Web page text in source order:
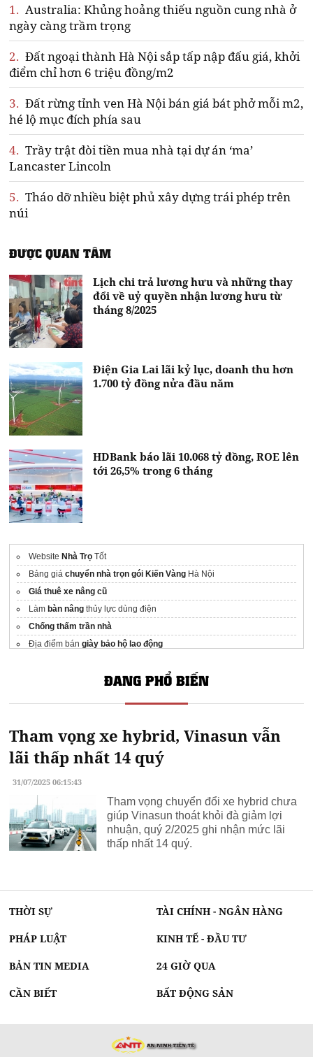
1. Australia: Khủng hoảng thiếu nguồn cung nhà ở
ngày càng trầm trọng
2. Đất ngoại thành Hà Nội sắp tấp nập đấu giá, khởi
điểm chỉ hơn 6 triệu đồng/m2
3. Đất rừng tỉnh ven Hà Nội bán giá bát phở mỗi m2,
hé lộ mục đích phía sau
4. Trầy trật đòi tiền mua nhà tại dự án ‘ma’
Lancaster Lincoln
5. Tháo dỡ nhiều biệt phủ xây dựng trái phép trên
núi
ĐƯỢC QUAN TÂM
Lịch chi trả lương hưu và những thay
đổi về uỷ quyền nhận lương hưu từ
tháng 8/2025
Điện Gia Lai lãi kỷ lục, doanh thu hơn
1.700 tỷ đồng nửa đầu năm
HDBank báo lãi 10.068 tỷ đồng, ROE lên
tới 26,5% trong 6 tháng
Website Nhà Trọ Tốt
Bảng giáchuyển nhà trọn gói Kiến Vàng Hà Nội
Giá thuê xe nâng cũ
Làm bàn nâng thủy lực dùng điện
Chống thấm trần nhà
Địa điểm bángiày bảo hộ lao động
Sửa Chữa Hệ Thống PCCCLEO Asia
ĐANG PHỔ BIẾN
Tham vọng xe hybrid, Vinasun vẫn
lãi thấp nhất 14 quý
31/07/2025 06:15:43
Tham vọng chuyển đổi xe hybrid chưa
giúp Vinasun thoát khỏi đà giảm lợi
nhuận, quý 2/2025 ghi nhận mức lãi
thấp nhất 14 quý.
THỜI SỰ TÀI CHÍNH - NGÂN HÀNG
PHÁP LUẬT KINH TẾ - ĐẦU TƯ
BẢN TIN MEDIA 24 GIỜ QUA
CẦN BIẾT BẤT ĐỘNG SẢN